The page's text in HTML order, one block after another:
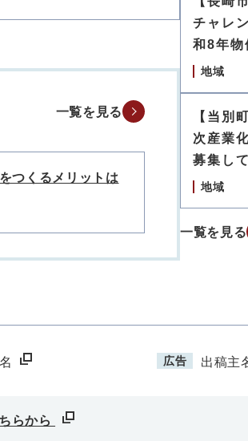
一覧を見る
つくるメリットは
チャレ
和8年物
地域
【当別
次産業
募集し
地域
一覧を見る
広告 出稿主
らから